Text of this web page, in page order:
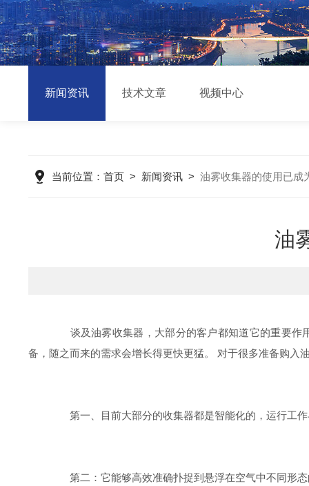
新闻资讯 技术文章 视频中心
当前位置： 首页> 新闻资讯> 油雾收集器的使用已成
油
谈及油雾收集器，大部分的客户都知道它的重要作
备，随之而来的需求会增长得更快更猛。 对于很多准备购入
第一、目前大部分的收集器都是智能化的，运行工作
第二：它能够高效准确扑捉到悬浮在空气中不同形态